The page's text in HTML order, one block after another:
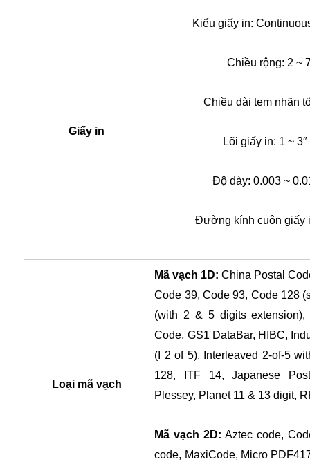
Giấy in
Kiểu giấy in:
Chiều rộng: 2 ~
Chiều dài tem nhãn
Lõi giấy in: 1 ~
Độ dày: 0.003 ~
Đường kính cuộn giấy
Loại mã vạch
Mã vạch 1D: China Postal
Code 39, Code 93, Code 128
(with 2 & 5 digits
Code, GS1 DataBar, HIBC,
(I 2 of 5), Interleaved 2-of-5
128, ITF 14, Japanese
Plessey, Planet 11 & 13 digit,
Mã vạch 2D:Aztec code,
code, MaxiCode, Micro